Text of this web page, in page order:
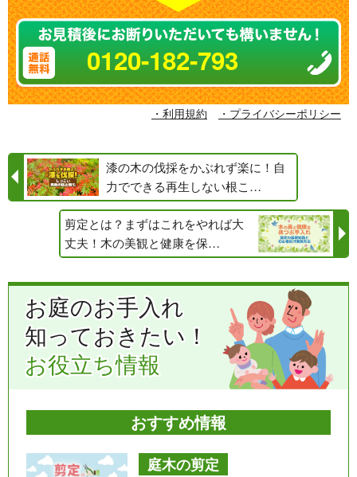
0120-182-793
・利用規約 ・プライバシーポリシー
漆の木の伐採をかぶれず楽に！自
力でできる再生しない根こ…
剪定とは？まずはこれをやれば大
丈夫！木の美観と健康を保…
お庭のお手入れ
知っておきたい！
お役立ち情報
おすすめ情報
庭木の剪定